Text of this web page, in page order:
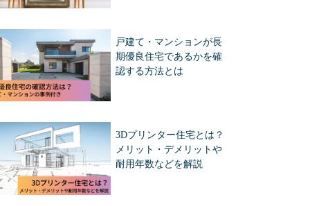
戸建て・マンションが長
期優良住宅であるかを確
認する方法とは
3Dプリンター住宅とは？
メリット・デメリットや
耐用年数などを解説